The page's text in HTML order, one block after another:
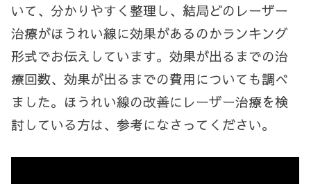
いて、分かりやすく整理し、結局どのレーザー
治療がほうれい線に効果があるのかランキング
形式でお伝えしています。効果が出るまでの治
療回数、効果が出るまでの費用についても調べ
ました。ほうれい線の改善にレーザー治療を検
討している方は、参考になさってください。